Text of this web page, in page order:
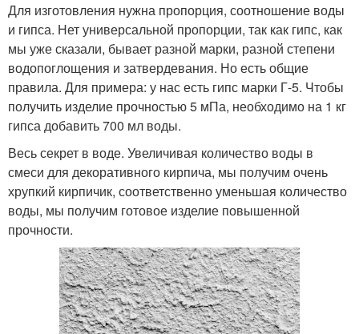
Для изготовления нужна пропорция, соотношение воды
и гипса. Нет универсальной пропорции, так как гипс, как
мы уже сказали, бывает разной марки, разной степени
водопоглощения и затвердевания. Но есть общие
правила. Для примера: у нас есть гипс марки Г-5. Чтобы
получить изделие прочностью 5 мПа, необходимо на 1 кг
гипса добавить 700 мл воды.
Весь секрет в воде. Увеличивая количество воды в
смеси для декоративного кирпича, мы получим очень
хрупкий кирпичик, соответственно уменьшая количество
воды, мы получим готовое изделие повышенной
прочности.